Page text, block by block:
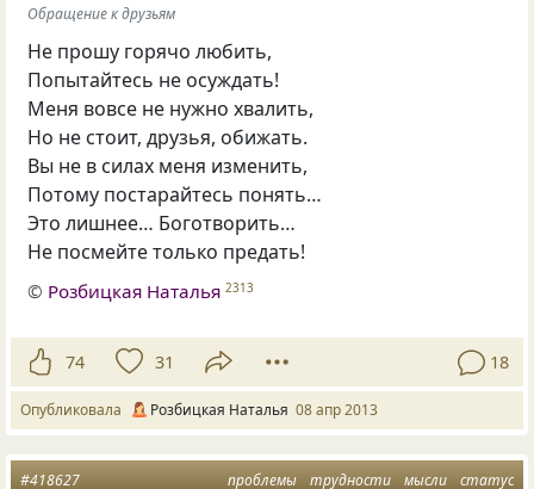
Обращение к друзьям
Не прошу горячо любить,
Попытайтесь не осуждать!
Меня вовсе не нужно хвалить,
Но не стоит, друзья, обижать.
Вы не в силах меня изменить,
Потому постарайтесь понять…
Это лишнее… Боготворить…
Не посмейте только предать!
© Розбицкая Наталья 2313
74 31 18
Опубликовала Розбицкая Наталья 08 апр 2013
проблемы трудности мысли статус
#418627